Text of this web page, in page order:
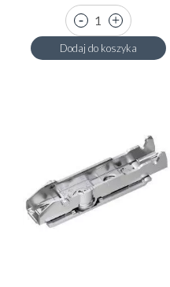
Dodaj do koszyka